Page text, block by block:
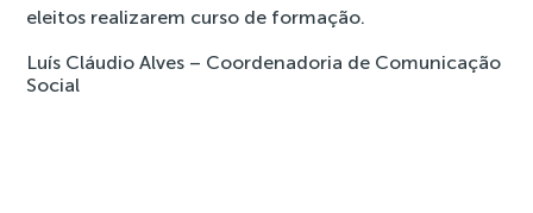
eleitos realizarem curso de formação.
Luís Cláudio Alves – Coordenadoria de Comunicação
Social